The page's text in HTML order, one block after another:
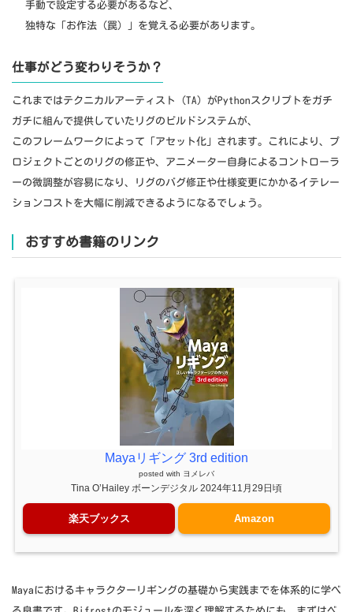
手動で設定する必要があるなど、
独特な「お作法（罠）」を覚える必要があります。
仕事がどう変わりそうか？
これまではテクニカルアーティスト（TA）がPythonスクリプトをガチ
ガチに組んで提供していたリグのビルドシステムが、
このフレームワークによって「アセット化」されます。これにより、プ
ロジェクトごとのリグの修正や、アニメーター自身によるコントローラ
ーの微調整が容易になり、リグのバグ修正や仕様変更にかかるイテレー
ションコストを大幅に削減できるようになるでしょう。
おすすめ書籍のリンク
Mayaリギング 3rd edition
posted with ヨメレバ
Tina O’Hailey ボーンデジタル 2024年11月29日頃
楽天ブックス Amazon
Mayaにおけるキャラクターリギングの基礎から実践までを体系的に学べ